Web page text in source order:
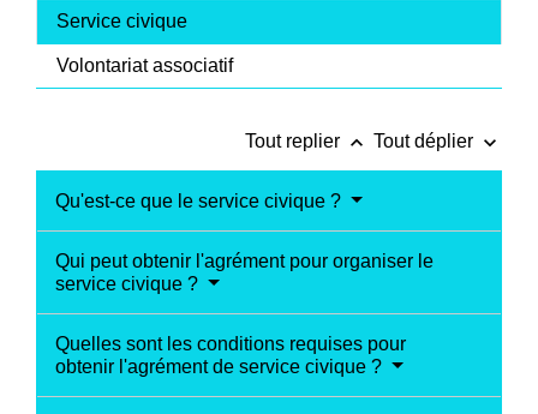
Service civique
Volontariat associatif
Tout replier keyboard_arrow_up Tout déplier keyboard_arrow_down
Qu'est-ce que le service civique ?
Qui peut obtenir l'agrément pour organiser le
service civique ?
Quelles sont les conditions requises pour
obtenir l'agrément de service civique ?